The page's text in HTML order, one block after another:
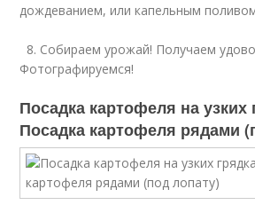
дождеванием, или капельным
8. Собираем урожай! Получаем
Фотографируемся!
Посадка картофеля на узких
Посадка картофеля рядами